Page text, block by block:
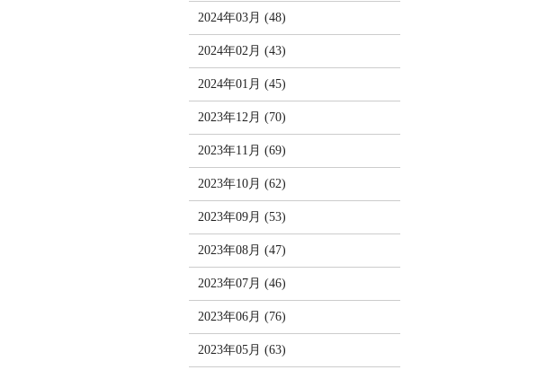
2024年03月 (48)
2024年02月 (43)
2024年01月 (45)
2023年12月 (70)
2023年11月 (69)
2023年10月 (62)
2023年09月 (53)
2023年08月 (47)
2023年07月 (46)
2023年06月 (76)
2023年05月 (63)